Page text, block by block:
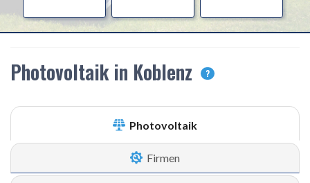
Photovoltaik in Koblenz ?
Photovoltaik
Firmen